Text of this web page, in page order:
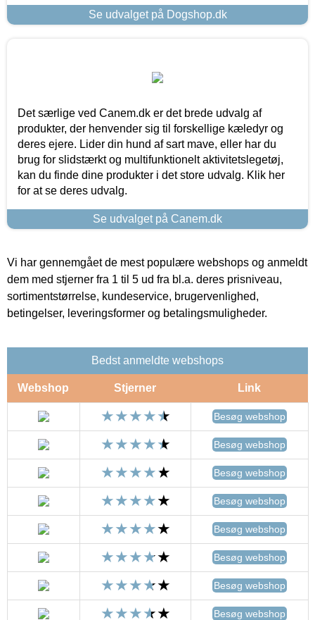
Se udvalget på Dogshop.dk
Det særlige ved Canem.dk er det brede udvalg af
produkter, der henvender sig til forskellige kæledyr og
deres ejere. Lider din hund af sart mave, eller har du
brug for slidstærkt og multifunktionelt aktivitetslegetøj,
kan du finde dine produkter i det store udvalg. Klik her
for at se deres udvalg.
Se udvalget på Canem.dk
Vi har gennemgået de mest populære webshops og anmeldt
dem med stjerner fra 1 til 5 ud fra bl.a. deres prisniveau,
sortimentstørrelse, kundeservice, brugervenlighed,
betingelser, leveringsformer og betalingsmuligheder.
Bedst anmeldte webshops
Webshop Stjerner Link
Besøg webshop
Besøg webshop
Besøg webshop
Besøg webshop
Besøg webshop
Besøg webshop
Besøg webshop
Besøg webshop